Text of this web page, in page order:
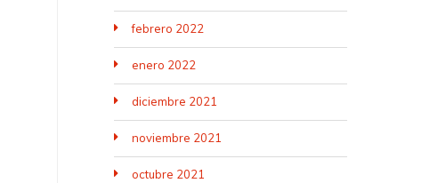
febrero 2022
enero 2022
diciembre 2021
noviembre 2021
octubre 2021